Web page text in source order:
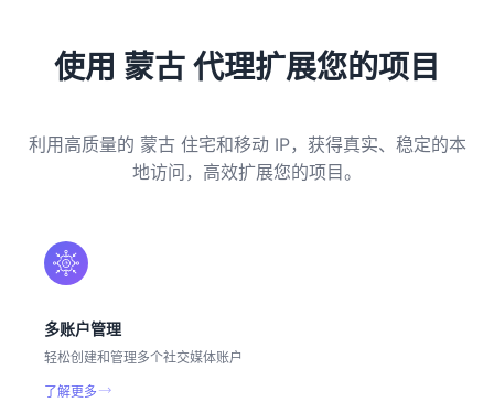
使用 蒙古 代理扩展您的项目
利用高质量的 蒙古 住宅和移动 IP，获得真实、稳定的本
地访问，高效扩展您的项目。
多账户管理
轻松创建和管理多个社交媒体账户
了解更多